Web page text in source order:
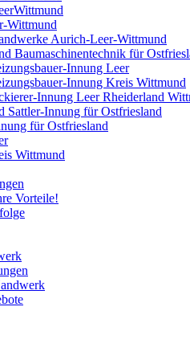
Wittmund
Aurich-Leer-Wittmund
Baumaschinentechnik für
Innung Leer
Innung Kreis Wittmund
Innung Leer Rheiderland
Sattler-Innung für Ostfriesland
für Ostfriesland
Wittmund
Vorteile!